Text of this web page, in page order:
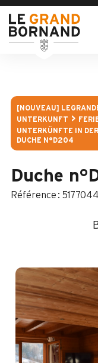
[NOUVEAU]
UNTERKUNFT
UNTERKÜNFTE IN
DUCHE N°D204
Duche
: 5177044